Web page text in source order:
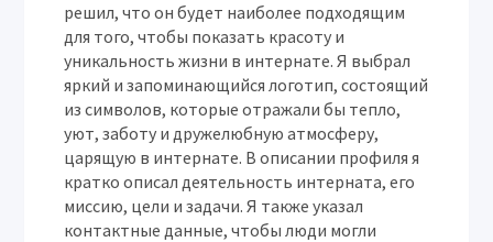
решил, что он будет наиболее подходящим
для того, чтобы показать красоту и
уникальность жизни в интернате. Я выбрал
яркий и запоминающийся логотип, состоящий
из символов, которые отражали бы тепло,
уют, заботу и дружелюбную атмосферу,
царящую в интернате. В описании профиля я
кратко описал деятельность интерната, его
миссию, цели и задачи. Я также указал
контактные данные, чтобы люди могли